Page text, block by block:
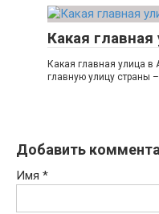
Какая
Какая главная улица
главную улицу страны
Добавить
Имя *